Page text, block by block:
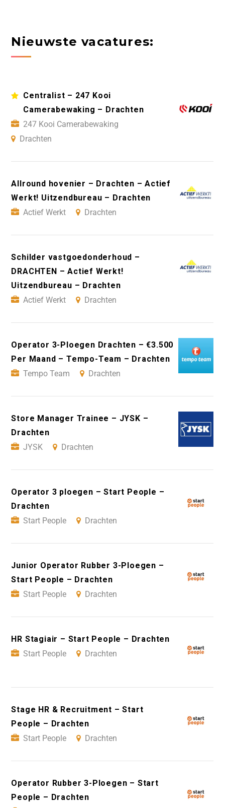
Nieuwste vacatures:
Centralist – 247 Kooi
Camerabewaking – Drachten
247 Kooi Camerabewaking
Drachten
Allround hovenier – Drachten – Actief
Werkt! Uitzendbureau – Drachten
Actief Werkt
Drachten
Schilder vastgoedonderhoud –
DRACHTEN – Actief Werkt!
Uitzendbureau – Drachten
Actief Werkt
Drachten
Operator 3-Ploegen Drachten – €3.500
Per Maand – Tempo-Team – Drachten
Tempo Team
Drachten
Store Manager Trainee – JYSK –
Drachten
JYSK
Drachten
Operator 3 ploegen – Start People –
Drachten
Start People
Drachten
Junior Operator Rubber 3-Ploegen –
Start People – Drachten
Start People
Drachten
HR Stagiair – Start People – Drachten
Start People
Drachten
Stage HR & Recruitment – Start
People – Drachten
Start People
Drachten
Operator Rubber 3-Ploegen – Start
People – Drachten